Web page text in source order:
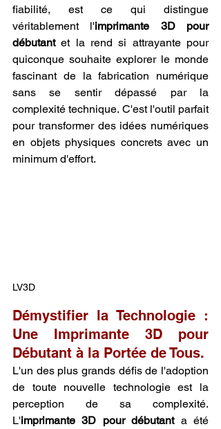
fiabilité, est ce qui distingue
véritablement l'imprimante 3D pour
débutant et la rend si attrayante pour
quiconque souhaite explorer le monde
fascinant de la fabrication numérique
sans se sentir dépassé par la
complexité technique. C'est l'outil parfait
pour transformer des idées numériques
en objets physiques concrets avec un
minimum d'effort.
LV3D
Démystifier la Technologie :
Une Imprimante 3D pour
Débutant à la Portée de Tous.
L'un des plus grands défis de l'adoption
de toute nouvelle technologie est la
perception de sa complexité.
L'imprimante 3D pour débutant a été